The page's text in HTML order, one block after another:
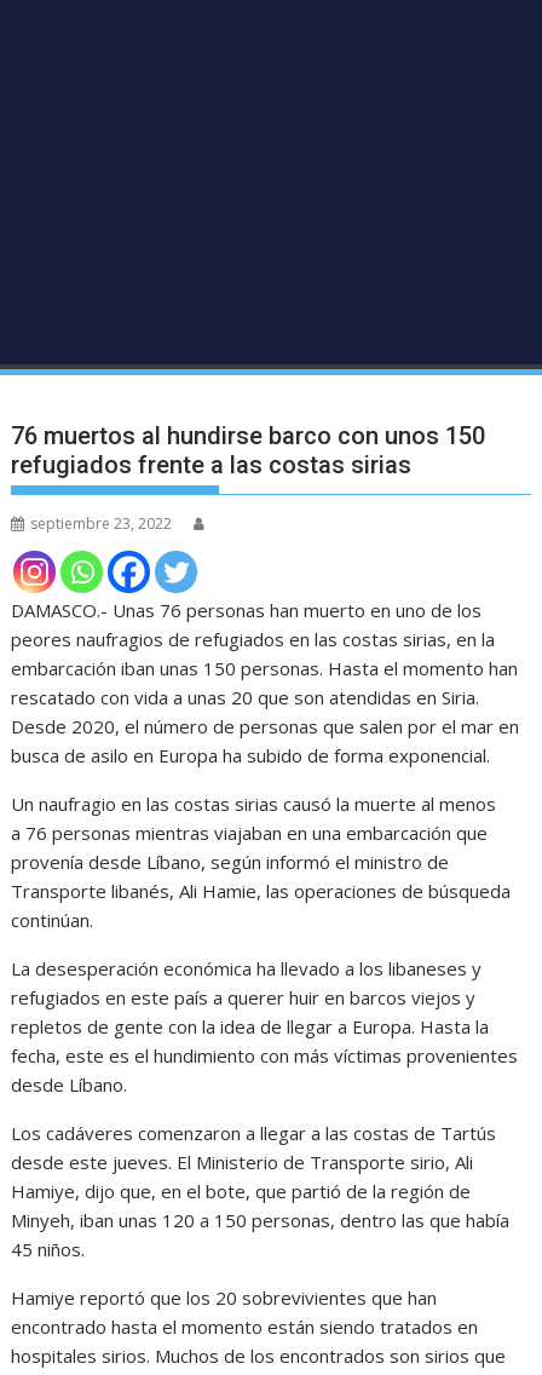
76 muertos al hundirse barco con unos 150
refugiados frente a las costas sirias
septiembre 23, 2022
DAMASCO.- Unas 76 personas han muerto en uno de los
peores naufragios de refugiados en las costas sirias, en la
embarcación iban unas 150 personas. Hasta el momento han
rescatado con vida a unas 20 que son atendidas en Siria.
Desde 2020, el número de personas que salen por el mar en
busca de asilo en Europa ha subido de forma exponencial.
Un naufragio en las costas sirias causó la muerte al menos
a 76 personas mientras viajaban en una embarcación que
provenía desde Líbano, según informó el ministro de
Transporte libanés, Ali Hamie, las operaciones de búsqueda
continúan.
La desesperación económica ha llevado a los libaneses y
refugiados en este país a querer huir en barcos viejos y
repletos de gente con la idea de llegar a Europa. Hasta la
fecha, este es el hundimiento con más víctimas provenientes
desde Líbano.
Los cadáveres comenzaron a llegar a las costas de Tartús
desde este jueves. El Ministerio de Transporte sirio, Ali
Hamiye, dijo que, en el bote, que partió de la región de
Minyeh, iban unas 120 a 150 personas, dentro las que había
45 niños.
Hamiye reportó que los 20 sobrevivientes que han
encontrado hasta el momento están siendo tratados en
hospitales sirios. Muchos de los encontrados son sirios que